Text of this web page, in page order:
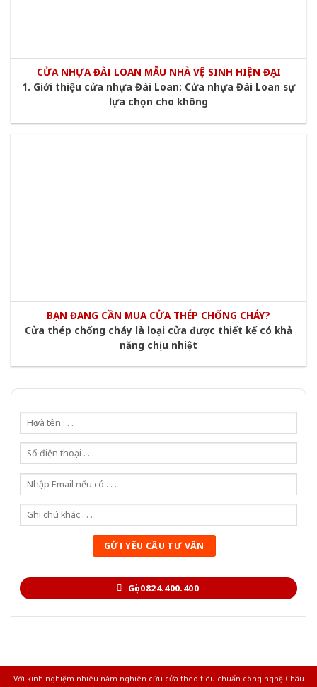
CỬA NHỰA ĐÀI LOAN MẪU NHÀ VỆ SINH HIỆN ĐẠI
1. Giới thiệu cửa nhựa Đài Loan: Cửa nhựa Đài Loan sự
lựa chọn cho không
BẠN ĐANG CẦN MUA CỬA THÉP CHỐNG CHÁY?
Cửa thép chống cháy là loại cửa được thiết kế có khả
năng chịu nhiệt
Gọi 0824.400.400
Với kinh nghiệm nhiêu năm nghiên cứu cửa theo tiêu chuẩn công nghệ Châu